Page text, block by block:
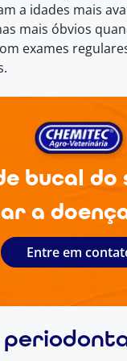
a idades mais
mais óbvios
exames
bucal do
a
Entre em